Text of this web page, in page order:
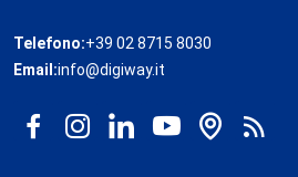
Telefono:+39 02 8715 8030
Email:info@digiway.it